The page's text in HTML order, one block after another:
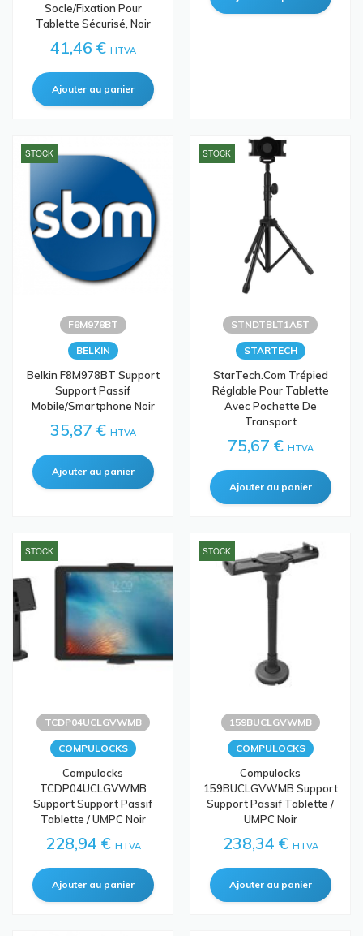
Socle/Fixation Pour
Tablette Sécurisé, Noir
41,46 € HTVA
STOCK
F8M978BT
BELKIN
Belkin F8M978BT Support
Support Passif
Mobile/smartphone Noir
35,87 € HTVA
STOCK
STNDTBLT1A5T
STARTECH
StarTech.com Trépied
Réglable Pour Tablette
Avec Pochette De
Transport
75,67 € HTVA
STOCK
TCDP04UCLGVWMB
COMPULOCKS
Compulocks
TCDP04UCLGVWMB
Support Support Passif
Tablette / UMPC Noir
228,94 € HTVA
STOCK
159BUCLGVWMB
COMPULOCKS
Compulocks
159BUCLGVWMB Support
Support Passif Tablette /
UMPC Noir
238,34 € HTVA